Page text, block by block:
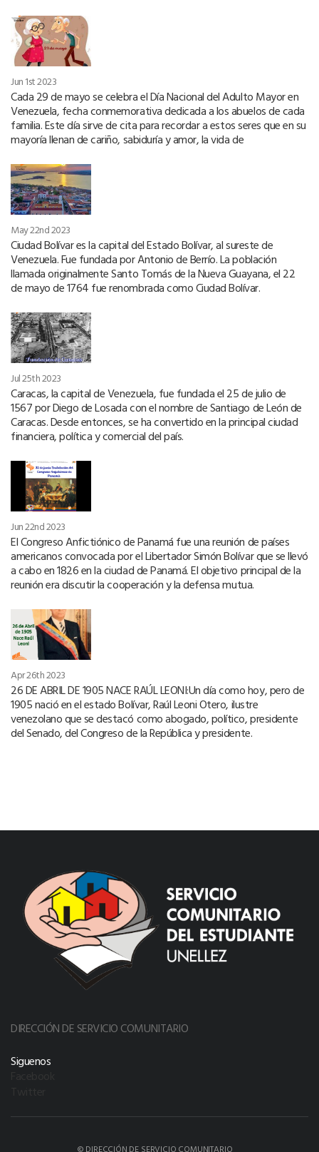
Jun 1st 2023
Cada 29 de mayo se celebra el Día Nacional del Adulto Mayor en
Venezuela, fecha conmemorativa dedicada a los abuelos de cada
familia. Este día sirve de cita para recordar a estos seres que en su
mayoría llenan de cariño, sabiduría y amor, la vida de
May 22nd 2023
Ciudad Bolívar es la capital del Estado Bolívar, al sureste de
Venezuela. Fue fundada por Antonio de Berrío. La población
llamada originalmente Santo Tomás de la Nueva Guayana, el 22
de mayo de 1764 fue renombrada como Ciudad Bolívar.
Jul 25th 2023
Caracas, la capital de Venezuela, fue fundada el 25 de julio de
1567 por Diego de Losada con el nombre de Santiago de León de
Caracas. Desde entonces, se ha convertido en la principal ciudad
financiera, política y comercial del país.
Jun 22nd 2023
El Congreso Anfictiónico de Panamá fue una reunión de países
americanos convocada por el Libertador Simón Bolívar que se llevó
a cabo en 1826 en la ciudad de Panamá. El objetivo principal de la
reunión era discutir la cooperación y la defensa mutua.
Apr 26th 2023
26 DE ABRIL DE 1905 NACE RAÚL LEONI:Un día como hoy, pero de
1905 nació en el estado Bolívar, Raúl Leoni Otero, ilustre
venezolano que se destacó como abogado, político, presidente
del Senado, del Congreso de la República y presidente.
DIRECCIÓN DE SERVICIO COMUNITARIO
Siguenos
© DIRECCIÓN DE SERVICIO COMUNITARIO